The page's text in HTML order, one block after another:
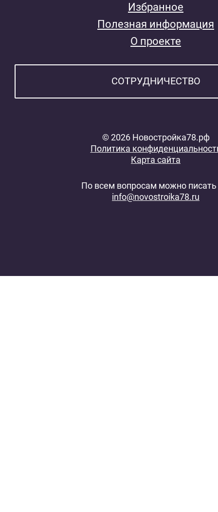
Избранное
Полезная информация
О проекте
СОТРУДНИЧЕСТВО
© 2026 Новостройка78.рф
Политика
Карта сайта
По всем вопросам можно писать
info@novostroika78.ru